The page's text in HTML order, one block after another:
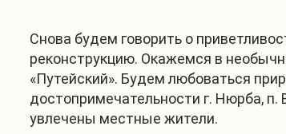
Снова будем говорить о
реконструкцию. Окажемся в
«Путейский». Будем любоваться
достопримечательности г. Нюрба, п.
увлечены местные жители.